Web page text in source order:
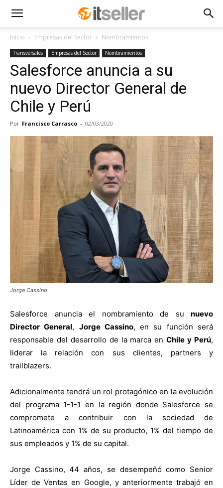
Inicio Empresas del Sector Nombramientos
Transversales Empresas del Sector Nombramientos
Salesforce anuncia a su
nuevo Director General de
Chile y Perú
Por Francisco Carrasco - 02/03/2020
Jorge Cassino
Salesforce anuncia el nombramiento de su nuevo
Director General, Jorge Cassino, en su función será
responsable del desarrollo de la marca enChile y Perú,
liderar la relación con sus clientes, partners y
trailblazers.
Adicionalmente tendrá un rol protagónico en la evolución
del programa 1-1-1 en la región donde Salesforce se
compromete a contribuir con la sociedad de
Latinoamérica con 1% de su producto, 1% del tiempo de
sus empleados y 1% de su capital.
Jorge Cassino, 44 años, se desempeñó como Senior
Líder de Ventas en Google, y anteriormente trabajó en